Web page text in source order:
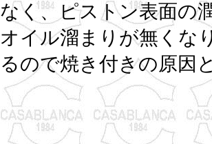
なく、ピストン表面の
オイル溜まりが無くな
るので焼き付きの原因